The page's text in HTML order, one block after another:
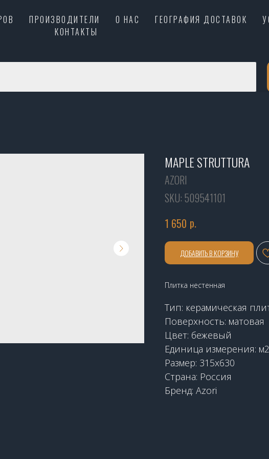
ПРОИЗВОДИТЕЛИ О НАС ГЕОГРАФИЯ ДОСТАВОК
КОНТАКТЫ
MAPLE STRUTTURA
AZORI
SKU: 509541101
1 650 р.
ДОБАВИТЬ В КОРЗИНУ
Плитка нестенная
Тип: керамическая
Поверхность: матовая
Цвет: бежевый
Единица измерения: м2
Размер: 315х630
Страна: Россия
Бренд: Azori